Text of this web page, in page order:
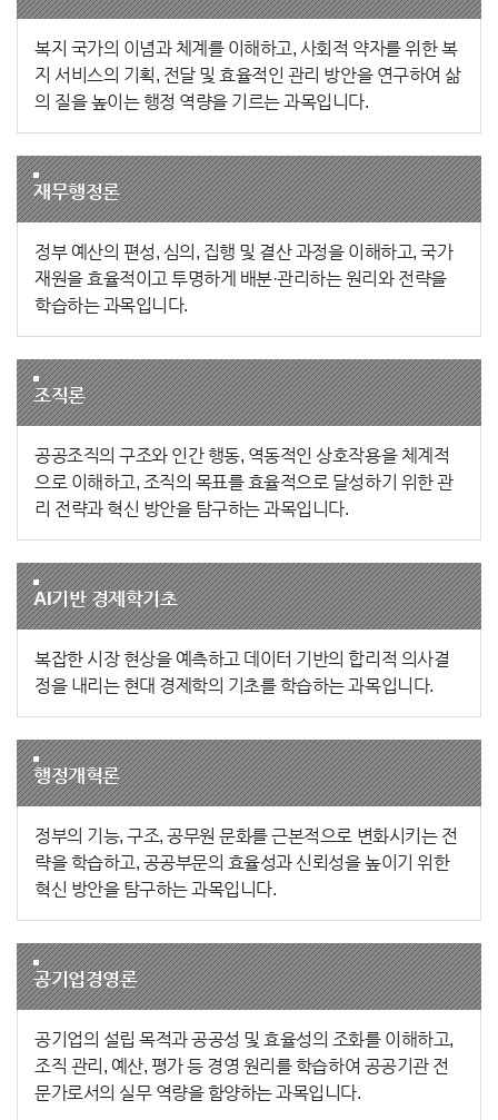
복지 국가의 이념과 체계를 이해하고, 사회적 약자를 위한 복
지 서비스의 기획, 전달 및 효율적인 관리 방안을 연구하여 삶
의 질을 높이는 행정 역량을 기르는 과목입니다.
재무행정론
정부 예산의 편성, 심의, 집행 및 결산 과정을 이해하고, 국가
재원을 효율적이고 투명하게 배분·관리하는 원리와 전략을
학습하는 과목입니다.
조직론
공공조직의 구조와 인간 행동, 역동적인 상호작용을 체계적
으로 이해하고, 조직의 목표를 효율적으로 달성하기 위한 관
리 전략과 혁신 방안을 탐구하는 과목입니다.
AI기반 경제학기초
복잡한 시장 현상을 예측하고 데이터 기반의 합리적 의사결
정을 내리는 현대 경제학의 기초를 학습하는 과목입니다.
행정개혁론
정부의 기능, 구조, 공무원 문화를 근본적으로 변화시키는 전
략을 학습하고, 공공부문의 효율성과 신뢰성을 높이기 위한
혁신 방안을 탐구하는 과목입니다.
공기업경영론
공기업의 설립 목적과 공공성 및 효율성의 조화를 이해하고,
조직 관리, 예산, 평가 등 경영 원리를 학습하여 공공기관 전
문가로서의 실무 역량을 함양하는 과목입니다.